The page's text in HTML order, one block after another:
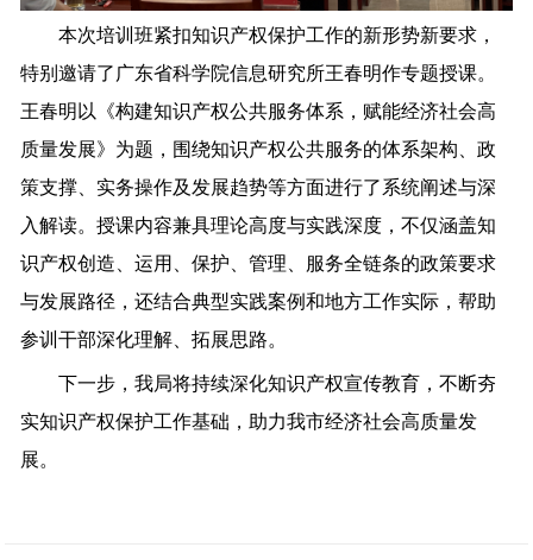
本次培训班紧扣知识产权保护工作的新形势新要求，
特别邀请了广东省科学院信息研究所王春明作专题授课。
王春明以《构建知识产权公共服务体系，赋能经济社会高
质量发展》为题，围绕知识产权公共服务的体系架构、政
策支撑、实务操作及发展趋势等方面进行了系统阐述与深
入解读。授课内容兼具理论高度与实践深度，不仅涵盖知
识产权创造、运用、保护、管理、服务全链条的政策要求
与发展路径，还结合典型实践案例和地方工作实际，帮助
参训干部深化理解、拓展思路。
下一步，我局将持续深化知识产权宣传教育，不断夯
实知识产权保护工作基础，助力我市经济社会高质量发
展。